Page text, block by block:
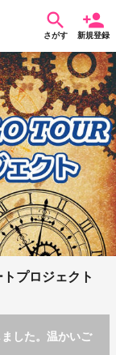
さがす 新規登録
プロジェクト
した。温かいご